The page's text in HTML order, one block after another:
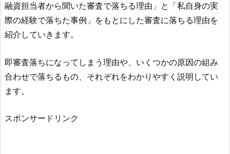
融資担当者から聞いた審査で落ちる理由」と「私自身の実
際の経験で落ちた事例」をもとにした審査に落ちる理由を
紹介していきます。
即審査落ちになってしまう理由や、いくつかの原因の組み
合わせで落ちるもの、それぞれをわかりやすく説明してい
ます。
スポンサードリンク